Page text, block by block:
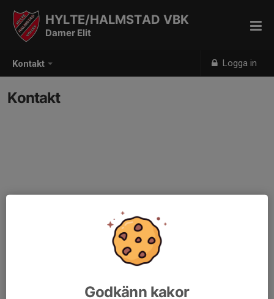
Kontakt Logga in
HYLTE/HALMSTAD VBK
Damer Elit
Kontakt
Godkänn kakor